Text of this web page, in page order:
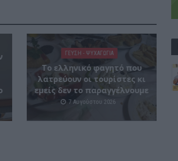
ΓΕΎΣΗ - ΨΥΧΑΓΩΓΊΑ
Το ελληνικό φαγητό που
λατρεύουν οι τουρίστες κι
εμείς δεν το παραγγέλνουμε
7 Αυγούστου 2026